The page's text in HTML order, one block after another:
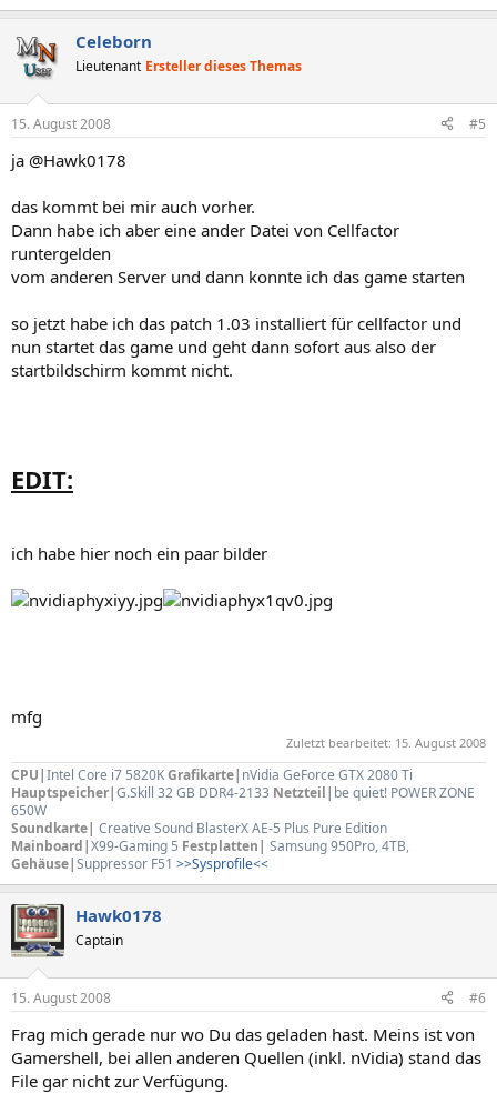
Celeborn
Lieutenant Ersteller dieses Themas
15. August 2008 #5
ja @Hawk0178
das kommt bei mir auch vorher.
Dann habe ich aber eine ander Datei von Cellfactor
runtergelden
vom anderen Server und dann konnte ich das game starten
so jetzt habe ich das patch 1.03 installiert für cellfactor und
nun startet das game und geht dann sofort aus also der
startbildschirm kommt nicht.
EDIT:
ich habe hier noch ein paar bilder
mfg
Zuletzt bearbeitet: 15. August 2008
CPU|Intel Core i7 5820KGrafikarte| nVidia GeForce GTX 2080 Ti
Hauptspeicher|G.Skill 32 GB DDR4-2133 Netzteil| be quiet! POWER ZONE
650W
Soundkarte| Creative Sound BlasterX AE-5 Plus Pure Edition
Mainboard|X99-Gaming 5 Festplatten| Samsung 950Pro, 4TB,
Gehäuse|Suppressor F51 >>Sysprofile<<
Hawk0178
Captain
15. August 2008 #6
Frag mich gerade nur wo Du das geladen hast. Meins ist von
Gamershell, bei allen anderen Quellen (inkl. nVidia) stand das
File gar nicht zur Verfügung.